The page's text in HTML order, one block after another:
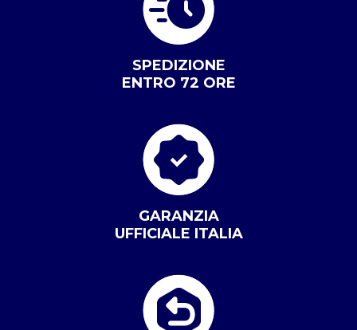
SPEDIZIONE
ENTRO 72 ORE
GARANZIA
UFFICIALE ITALIA